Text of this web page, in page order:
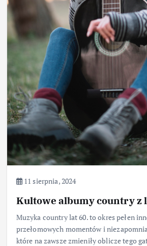
11 sierpnia, 2024
Kultowe albumy country z
Muzyka country lat 60. to okres pełen
przełomowych momentów i
które na zawsze zmieniły oblicze tego